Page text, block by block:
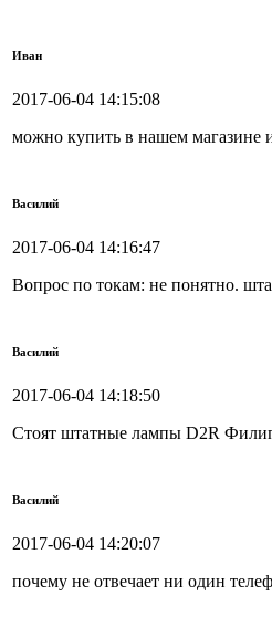
Иван
2017-06-04 14:15:08
можно купить в нашем магазине и
Василий
2017-06-04 14:16:47
Вопрос по токам: не понятно.
Василий
2017-06-04 14:18:50
Стоят штатные лампы D2R
Василий
2017-06-04 14:20:07
почему не отвечает ни один